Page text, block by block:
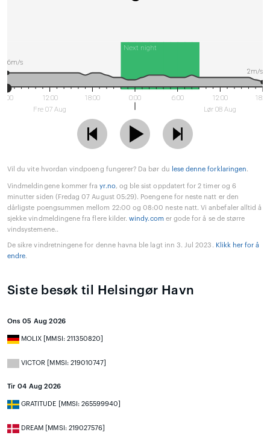
Next night
6:00
12:00
Fre 07 Aug
18:00 0:00 6:00
12:00
Lør 08 Aug
6m/s
2m/s
Vil du vite hvordan vindpoeng fungerer? Da bør du lese denne forklaringen.
Vindmeldingene kommer frayr.no, og ble sist oppdatert for 2 timer og 6
minutter siden (Fredag 07 August 05:29). Poengene for neste natt er den
dårligste poengsummen mellom 22:00 og 08:00 neste natt. Vi anbefaler alltid å
sjekke vindmeldingene fra flere kilder.windy.comer gode for å se de større
vindsystemene..
De sikre vindretningene for denne havna ble lagt inn 3. Jul 2023. Klikk her for å
endre.
Siste besøk til Helsingør Havn
Ons 05 Aug 2026
MOLIX [MMSI: 211350820]
VICTOR [MMSI: 219010747]
Tir 04 Aug 2026
GRATITUDE [MMSI: 265599940]
DREAM [MMSI: 219027576]